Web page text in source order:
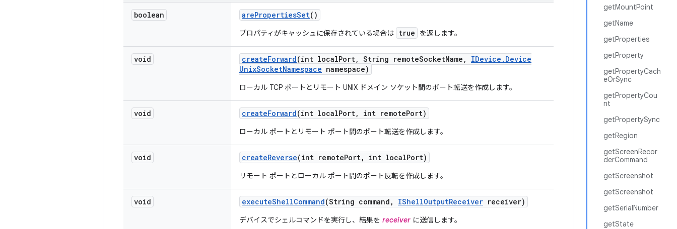
getMountPoint
getName
getProperties
getProperty
getPropertyCach
eOrSync
getPropertyCou
nt
getPropertySync
getRegion
getScreenRecor
derCommand
getScreenshot
getScreenshot
getSerialNumber
getState
boolean arePropertiesSet()
プロパティがキャッシュに保存されている場合は true を返します。
void createForward(int localPort, String remoteSocketName , IDevice . Device
UnixSocketNamespace namespace)
ローカル TCP ポートとリモート UNIX ドメイン ソケット間のポート転送を作成します。
void createForward(int localPort, int remotePort)
ローカル ポートとリモート ポート間のポート転送を作成します。
void createReverse(int remotePort, int localPort)
リモート ポートとローカル ポート間のポート反転を作成します。
void executeShellCommand(String command , IShellOutputReceiver receiver)
デバイスでシェルコマンドを実行し、結果を receiver に送信します。